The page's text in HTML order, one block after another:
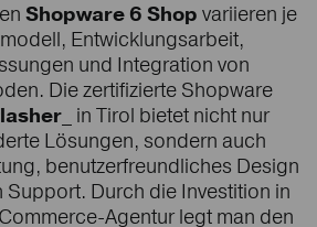
Shopware 6 Shop variieren je
Entwicklungsarbeit,
und Integration von
Die zertifizierte Shopware
in Tirol bietet nicht nur
Lösungen, sondern auch
benutzerfreundliches Design
Durch die Investition in
Agentur legt man den